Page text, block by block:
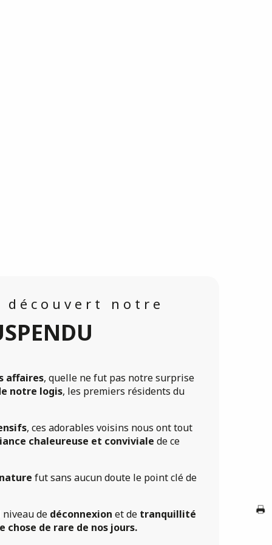
découvert notre
affaires, quelle ne fut pas notre surprise
notre logis, les premiers résidents du
, ces adorables voisins nous ont tout
chaleureuse et conviviale de ce
fut sans aucun doute le point clé de
de déconnexion et de tranquillité
chose de rare de nos jours.